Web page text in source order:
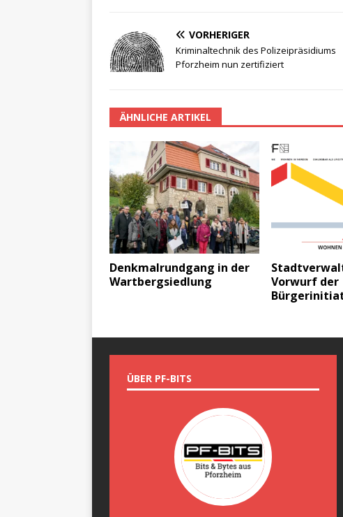
VORHERIGER
Kriminaltechnik des Polizeipräsidiums
Pforzheim nun zertifiziert
ÄHNLICHE ARTIKEL
Denkmalrundgang in der
Wartbergsiedlung
Vorwurf der
ÜBER PF-BITS